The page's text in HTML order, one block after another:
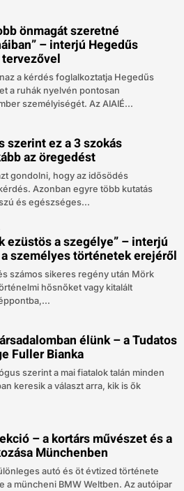
önmagát szeretné
– interjú Hegedűs
a kérdés foglalkoztatja Hegedűs
a ruhák nyelvén pontosan
személyiségét. Az AIAIÉ...
szerint ez a 3 szokás
az öregedést
gondolni, hogy az idősödés
Azonban egyre több kutatás
és egészséges...
ezüstös a szegélye” – interjú
személyes történetek erejéről
számos sikeres regény után Mörk
hősnőket vagy kitalált
élünk – a Tudatos
Fuller Bianka
szerint a mai fiatalok talán minden
keresik a választ arra, kik is ők
– a kortárs művészet és a
Münchenben
autó és öt évtized története
a müncheni BMW Weltben. Az autóipar